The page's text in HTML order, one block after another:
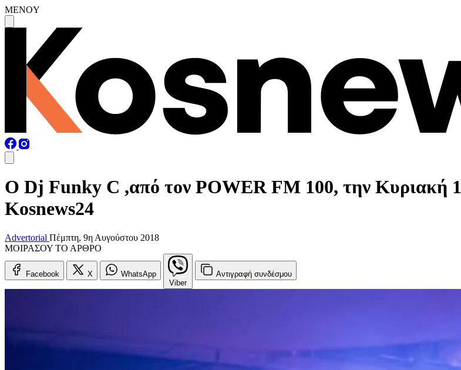
MENOY
O Dj Funky C ,από τον POWER FM 100, την Κυριακή
Kosnews24
Advertorial Πέμπτη, 9η Αυγούστου 2018
ΜΟΙΡΑΣΟΥ ΤΟ ΑΡΘΡΟ
Facebook X
WhatsApp
Viber
Αντιγραφή συνδέσμου